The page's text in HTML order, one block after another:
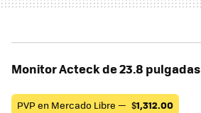
Monitor Acteck de 23.8 pulgadas
PVP en Mercado Libre — $1,312.00